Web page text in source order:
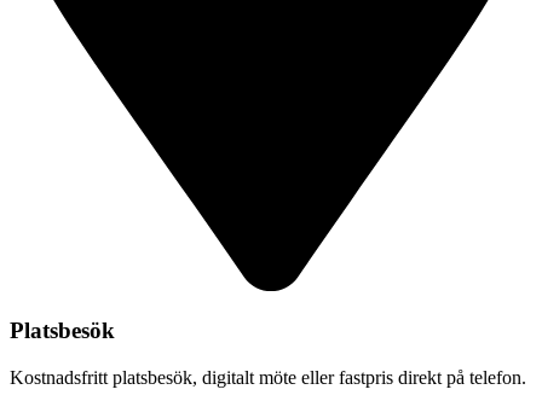
Platsbesök
Kostnadsfritt platsbesök, digitalt möte eller fastpris direkt på telefon.